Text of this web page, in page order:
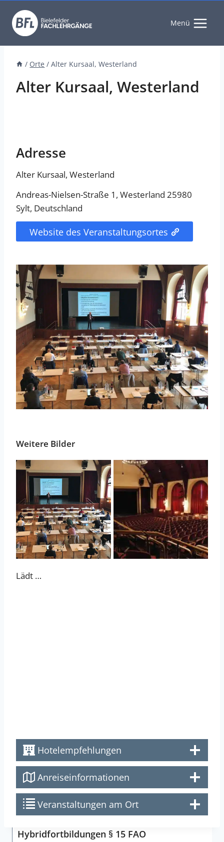
Inhalt
springen
Menü
/ Orte / Alter Kursaal, Westerland
Alter Kursaal, Westerland
Adresse
Alter Kursaal, Westerland
Andreas-Nielsen-Straße 1, Westerland 25980
Sylt, Deutschland
Website des Veranstaltungsortes
Weitere Bilder
Lädt …
Hotelempfehlungen
Anreiseinformationen
Veranstaltungen am Ort
Hybridfortbildungen § 15 FAO